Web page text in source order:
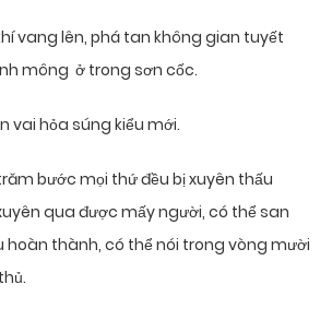
vang lên, phá tan không gian tuyết
mông ở trong sơn cốc.
vai hỏa súng kiểu mới.
bước mọi thứ đều bị xuyên thấu
qua được mấy người, có thể san
hoàn thành, có thể nói trong vòng mười